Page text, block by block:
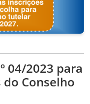
04/2023 para
Conselho